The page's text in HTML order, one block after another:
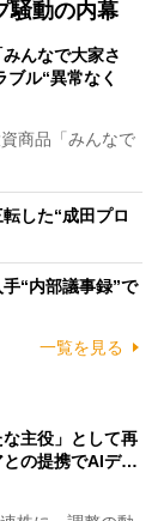
騒動の内幕
んなで大家さ
ル“異常なく
商品「みんなで
した“成田プロ
“内部議事録”で
一覧を見る
主役」として再
の提携でAIデ…